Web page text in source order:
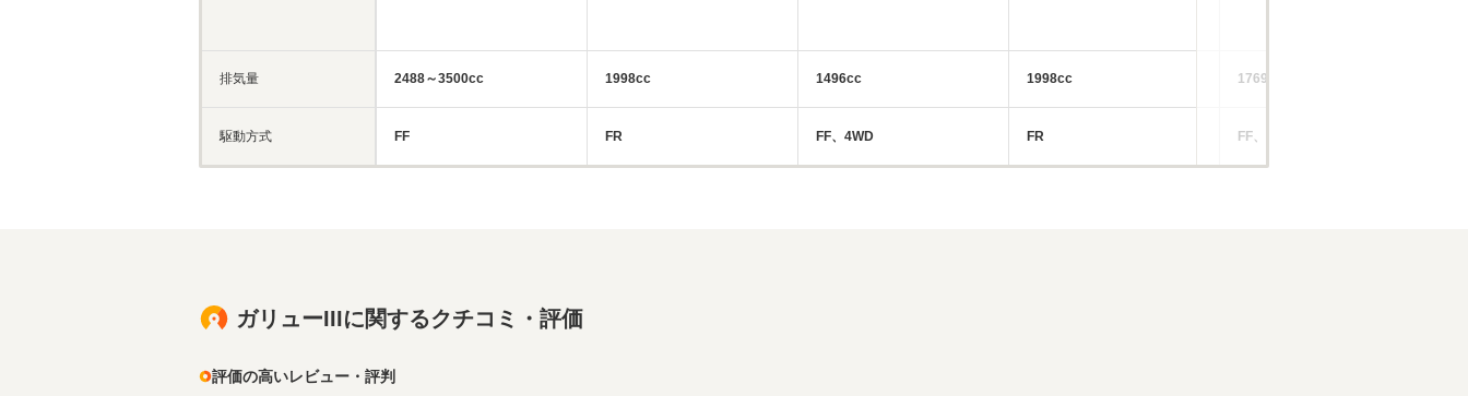
排気量
駆動方式
2488～3500cc
FF
1998cc
FR
1496cc
FF、4WD
1998cc
FR
1769～1998cc
FF、4WD
ガリューIIIに関するクチコミ・評価
評価の高いレビュー・評判